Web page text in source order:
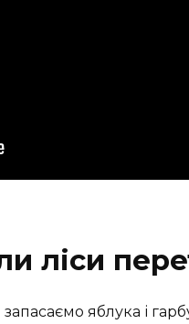
ліси
яблука і